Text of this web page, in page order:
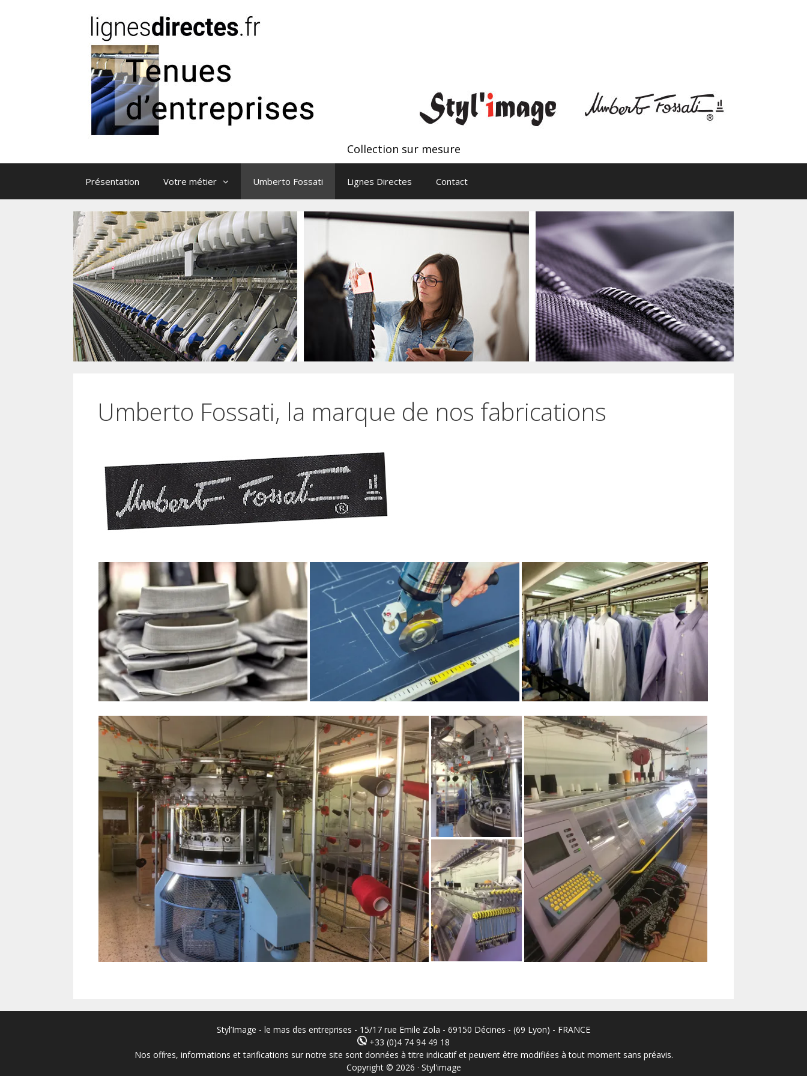
Collection sur mesure
Présentation Votre métier Umberto Fossati Lignes Directes Contact
Umberto Fossati, la marque de nos fabrications
Styl’Image - le mas des entreprises - 15/17 rue Emile Zola - 69150 Décines - (69 Lyon) - FRANCE
+33 (0)4 74 94 49 18
Nos offres, informations et tarifications sur notre site sont données à titre indicatif et peuvent être modifiées à tout moment sans préavis.
Copyright © 2026 · Styl'image